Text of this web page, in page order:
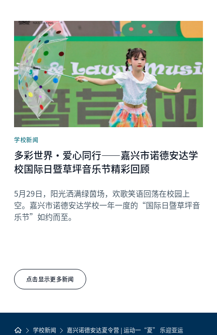
点击显示更多新闻
News image
学校新闻
多彩世界·爱心同行——嘉兴市诺德安达学
校国际日暨草坪音乐节精彩回顾
5月29日，阳光洒满绿茵场，欢歌笑语回荡在校园上
空。嘉兴市诺德安达学校一年一度的“国际日暨草坪音
乐节”如约而至。
学校新闻 嘉兴诺德安达夏令营 | 运动一“夏” 乐迎亚运